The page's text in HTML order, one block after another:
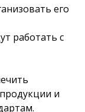
его
работать с
и
16:17